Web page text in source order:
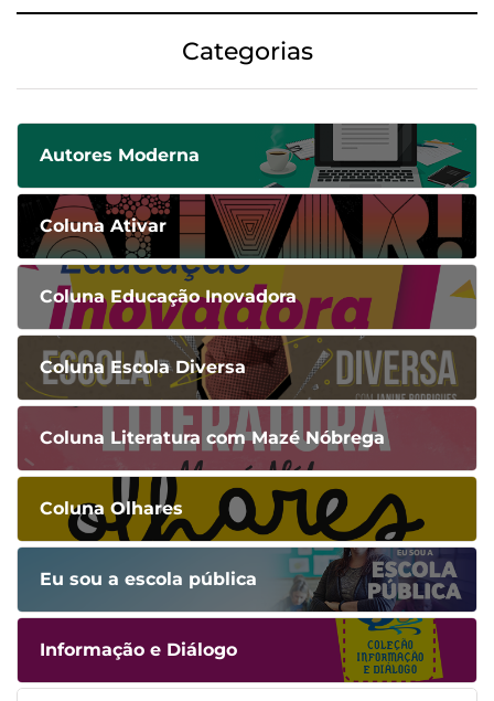
Categorias
Autores Moderna
Coluna Ativar
Coluna Educação Inovadora
Coluna Escola Diversa
Coluna Literatura com Mazé Nóbrega
Coluna Olhares
Eu sou a escola pública
Informação e Diálogo